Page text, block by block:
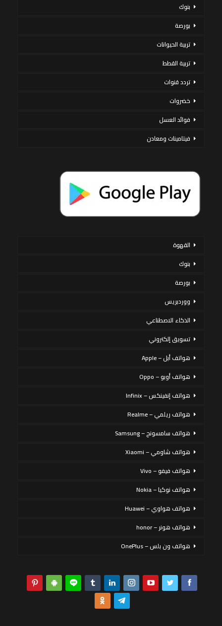
بنوك
بورصة
تربية الحيوانات
تربية القطط
تردد قنوات
خضروات
فوائد العسل
فيتامينات ومعادن
القهوة
بنوك
بورصة
ووردبريس
الذكاء الاصطناعي
تسويق إلكتروني
هواتف أبل – Apple
هواتف أوبو – Oppo
هواتف إنفينكس – Infinix
هواتف ريلمي – Realme
هواتف سامسونج – Samsung
هواتف شاومي – Xiaomi
هواتف فيفو – Vivo
هواتف نوكيا – Nokia
هواتف هواوي – Huawei
هواتف هونر – honor
هواتف ون بلس – OnePlus